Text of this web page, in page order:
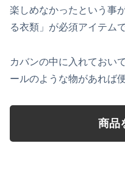
楽しめなかったという事
る衣類」が必須アイテムで
カバンの中に入れておい
ールのような物があれば
商品